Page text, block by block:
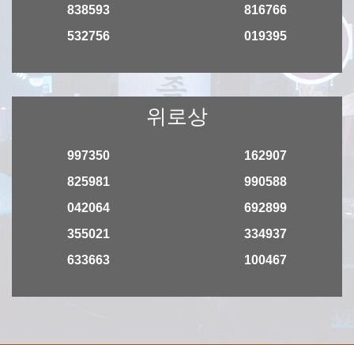
838593
532756
816766
019395
위로상
997350
825981
042064
355021
633663
162907
990588
692899
334937
100467